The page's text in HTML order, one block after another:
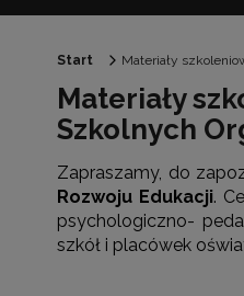
Start Materiały
Materiały
Szkolnych
Zapraszamy, do
Rozwoju Edukacji.
psychologiczno-
szkół i placówek